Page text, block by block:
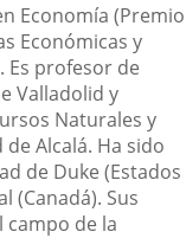
Economía (Premio
Económicas y
Es profesor de
Valladolid y
Naturales y
Alcalá. Ha sido
de Duke (Estados
(Canadá). Sus
campo de la